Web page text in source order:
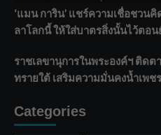
‘แมน การิน’ แชร์ความเชื่อชวน
ลาโลกนี้ ให้ใส่บาตรสิ่งนั้นไว้ตอน
ราชเลขานุการในพระองค์ฯ ติด
ทรายใต้ เสริมความมั่นคงน้ำเพช
Categories